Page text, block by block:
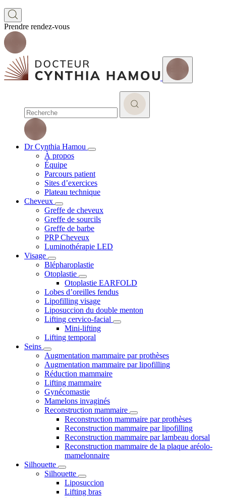
Prendre rendez-vous
Dr Cynthia Hamou
À propos
Équipe
Parcours patient
Sites d’exercices
Plateau technique
Cheveux
Greffe de cheveux
Greffe de sourcils
Greffe de barbe
PRP Cheveux
Luminothérapie LED
Visage
Blépharoplastie
Otoplastie
Otoplastie EARFOLD
Lobes d’oreilles fendus
Lipofilling visage
Liposuccion du double menton
Lifting cervico-facial
Mini-lifting
Lifting temporal
Seins
Augmentation mammaire par prothèses
Augmentation mammaire par lipofilling
Réduction mammaire
Lifting mammaire
Gynécomastie
Mamelons invaginés
Reconstruction mammaire
Reconstruction mammaire par prothèses
Reconstruction mammaire par lipofilling
Reconstruction mammaire par lambeau dorsal
Reconstruction mammaire de la plaque aréolo-
mamelonnaire
Silhouette
Silhouette
Liposuccion
Lifting bras